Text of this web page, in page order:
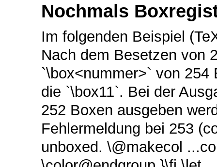
Nochmals
Im folgenden Beispiel
Nach dem Besetzen von
`\box<nummer>` von 254
die `\box11`. Bei der
252 Boxen ausgeben
Fehlermeldung bei 253
unboxed. \@makecol